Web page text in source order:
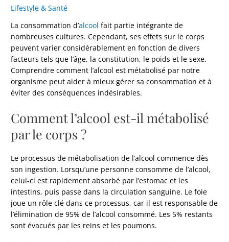
Lifestyle & Santé
La consommation d’alcool fait partie intégrante de
nombreuses cultures. Cependant, ses effets sur le corps
peuvent varier considérablement en fonction de divers
facteurs tels que l’âge, la constitution, le poids et le sexe.
Comprendre comment l’alcool est métabolisé par notre
organisme peut aider à mieux gérer sa consommation et à
éviter des conséquences indésirables.
Comment l’alcool est-il métabolisé
par le corps ?
Le processus de métabolisation de l’alcool commence dès
son ingestion. Lorsqu’une personne consomme de l’alcool,
celui-ci est rapidement absorbé par l’estomac et les
intestins, puis passe dans la circulation sanguine. Le foie
joue un rôle clé dans ce processus, car il est responsable de
l’élimination de 95% de l’alcool consommé. Les 5% restants
sont évacués par les reins et les poumons.